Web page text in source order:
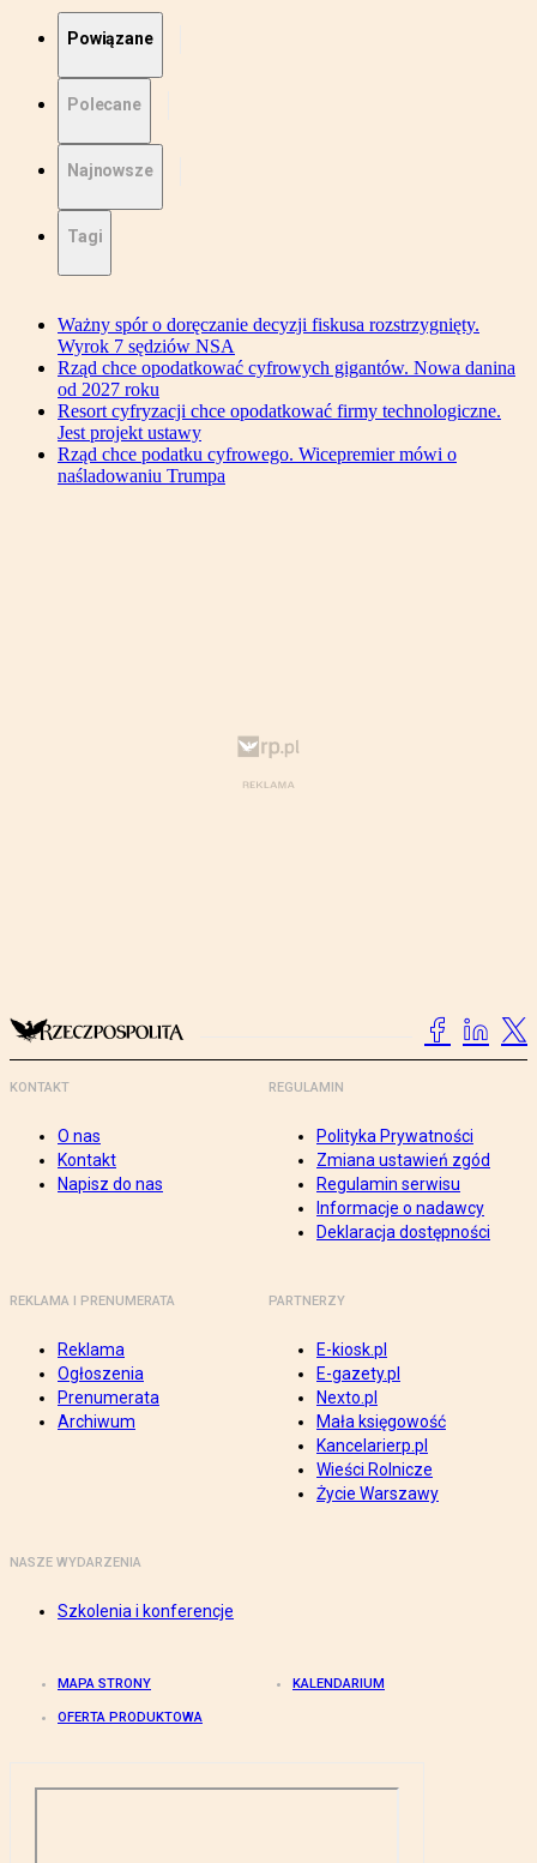
Powiązane
Polecane
Najnowsze
Tagi
Ważny spór o doręczanie decyzji fiskusa rozstrzygnięty.
Wyrok 7 sędziów NSA
Rząd chce opodatkować cyfrowych gigantów. Nowa danina
od 2027 roku
Resort cyfryzacji chce opodatkować firmy technologiczne.
Jest projekt ustawy
Rząd chce podatku cyfrowego. Wicepremier mówi o
naśladowaniu Trumpa
KONTAKT
O nas
Kontakt
Napisz do nas
REGULAMIN
Polityka Prywatności
Zmiana ustawień zgód
Regulamin serwisu
Informacje o nadawcy
Deklaracja dostępności
REKLAMA I PRENUMERATA
Reklama
Ogłoszenia
Prenumerata
Archiwum
PARTNERZY
E-kiosk.pl
E-gazety.pl
Nexto.pl
Mała księgowość
Kancelarierp.pl
Wieści Rolnicze
Życie Warszawy
NASZE WYDARZENIA
Szkolenia i konferencje
MAPA STRONY KALENDARIUM
OFERTA PRODUKTOWA